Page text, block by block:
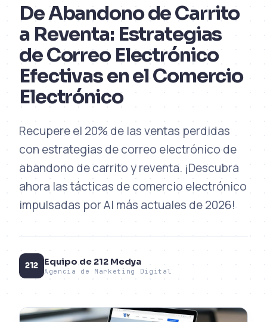
De Abandono de Carrito
a Reventa: Estrategias
de Correo Electrónico
Efectivas en el Comercio
Electrónico
Recupere el 20% de las ventas perdidas
con estrategias de correo electrónico de
abandono de carrito y reventa. ¡Descubra
ahora las tácticas de comercio electrónico
impulsadas por AI más actuales de 2026!
212 Equipo de 212 Medya
Agencia de Marketing Digital